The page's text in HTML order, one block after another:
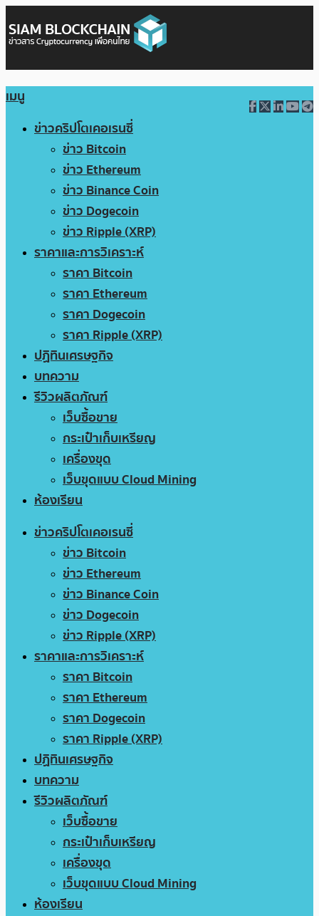
เมนู
ข่าวคริปโตเคอเรนซี่
ข่าว Bitcoin
ข่าว Ethereum
ข่าว Binance Coin
ข่าว Dogecoin
ข่าว Ripple (XRP)
ราคาและการวิเคราะห์
ราคา Bitcoin
ราคา Ethereum
ราคา Dogecoin
ราคา Ripple (XRP)
ปฏิทินเศรษฐกิจ
บทความ
รีวิวผลิตภัณฑ์
เว็บซื้อขาย
กระเป๋าเก็บเหรียญ
เครื่องขุด
เว็บขุดแบบ Cloud Mining
ห้องเรียน
ข่าวคริปโตเคอเรนซี่
ข่าว Bitcoin
ข่าว Ethereum
ข่าว Binance Coin
ข่าว Dogecoin
ข่าว Ripple (XRP)
ราคาและการวิเคราะห์
ราคา Bitcoin
ราคา Ethereum
ราคา Dogecoin
ราคา Ripple (XRP)
ปฏิทินเศรษฐกิจ
บทความ
รีวิวผลิตภัณฑ์
เว็บซื้อขาย
กระเป๋าเก็บเหรียญ
เครื่องขุด
เว็บขุดแบบ Cloud Mining
ห้องเรียน